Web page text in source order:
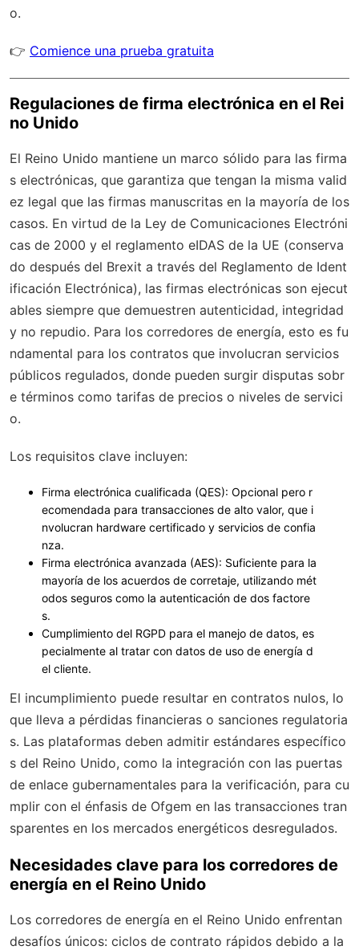
o.
👉 Comience una prueba gratuita
Regulaciones de firma electrónica en el Rei
no Unido
El Reino Unido mantiene un marco sólido para las firma
s electrónicas, que garantiza que tengan la misma valid
ez legal que las firmas manuscritas en la mayoría de los
casos. En virtud de la Ley de Comunicaciones Electróni
cas de 2000 y el reglamento eIDAS de la UE (conserva
do después del Brexit a través del Reglamento de Ident
ificación Electrónica), las firmas electrónicas son ejecut
ables siempre que demuestren autenticidad, integridad
y no repudio. Para los corredores de energía, esto es fu
ndamental para los contratos que involucran servicios
públicos regulados, donde pueden surgir disputas sobr
e términos como tarifas de precios o niveles de servici
o.
Los requisitos clave incluyen:
Firma electrónica cualificada (QES): Opcional pero r
ecomendada para transacciones de alto valor, que i
nvolucran hardware certificado y servicios de confia
nza.
Firma electrónica avanzada (AES): Suficiente para la
mayoría de los acuerdos de corretaje, utilizando mét
odos seguros como la autenticación de dos factore
s.
Cumplimiento del RGPD para el manejo de datos, es
pecialmente al tratar con datos de uso de energía d
el cliente.
El incumplimiento puede resultar en contratos nulos, lo
que lleva a pérdidas financieras o sanciones regulatoria
s. Las plataformas deben admitir estándares específico
s del Reino Unido, como la integración con las puertas
de enlace gubernamentales para la verificación, para cu
mplir con el énfasis de Ofgem en las transacciones tran
sparentes en los mercados energéticos desregulados.
Necesidades clave para los corredores de
energía en el Reino Unido
Los corredores de energía en el Reino Unido enfrentan
desafíos únicos: ciclos de contrato rápidos debido a la